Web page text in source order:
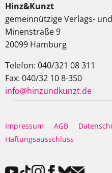
Hinz&Kunzt
gemeinnützige Verlags-
Minenstraße 9
20099 Hamburg
Telefon: 040/321 08 311
Fax: 040/32 10 8-350
info@hinzundkunzt.de
Impressum AGB
Haftungsausschluss